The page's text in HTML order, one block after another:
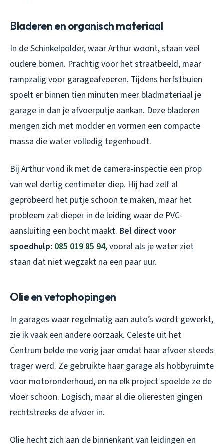
Bladeren en organisch materiaal
In de Schinkelpolder, waar Arthur woont, staan veel
oudere bomen. Prachtig voor het straatbeeld, maar
rampzalig voor garageafvoeren. Tijdens herfstbuien
spoelt er binnen tien minuten meer bladmateriaal je
garage in dan je afvoerputje aankan. Deze bladeren
mengen zich met modder en vormen een compacte
massa die water volledig tegenhoudt.
Bij Arthur vond ik met de camera-inspectie een prop
van wel dertig centimeter diep. Hij had zelf al
geprobeerd het putje schoon te maken, maar het
probleem zat dieper in de leiding waar de PVC-
aansluiting een bocht maakt. Bel direct voor
spoedhulp: 085 019 85 94, vooral als je water ziet
staan dat niet wegzakt na een paar uur.
Olie en vetophopingen
In garages waar regelmatig aan auto’s wordt gewerkt,
zie ik vaak een andere oorzaak. Celeste uit het
Centrum belde me vorig jaar omdat haar afvoer steeds
trager werd. Ze gebruikte haar garage als hobbyruimte
voor motoronderhoud, en na elk project spoelde ze de
vloer schoon. Logisch, maar al die olieresten gingen
rechtstreeks de afvoer in.
Olie hecht zich aan de binnenkant van leidingen en